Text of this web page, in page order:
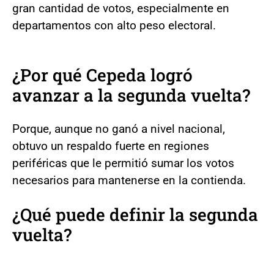
gran cantidad de votos, especialmente en
departamentos con alto peso electoral.
¿Por qué Cepeda logró
avanzar a la segunda vuelta?
Porque, aunque no ganó a nivel nacional,
obtuvo un respaldo fuerte en regiones
periféricas que le permitió sumar los votos
necesarios para mantenerse en la contienda.
¿Qué puede definir la segunda
vuelta?